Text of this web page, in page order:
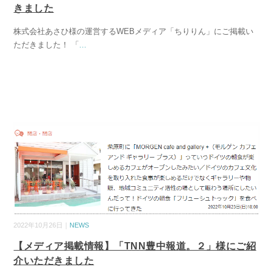
きました
株式会社あさひ様の運営するWEBメディア「ちりりん」にご掲載い
ただきました！ 「 ...
2022年10月26日｜ NEWS
【メディア掲載情報】「TNN豊中報道。２」様にご紹
介いただきました